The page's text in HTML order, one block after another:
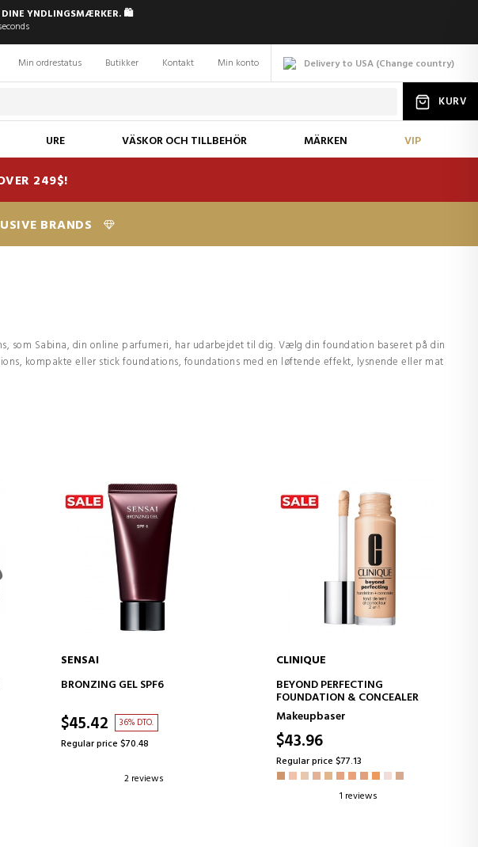
DINE YNDLINGSMÆRKER. 🛍️
Delivery to USA (Change country)
Min ordrestatus Butikker Kontakt Min konto
KURV
URE VÄSKOR OCH TILLBEHÖR MÄRKEN VIP
249$!
BRANDS
Sabina, din online parfumeri, har udarbejdet til dig. Vælg din foundation baseret på din
kompakte eller stick foundations, foundations med en løftende effekt, lysnende eller mat
ADD TO CART
SENSAI
BRONZING GEL SPF6
$45.42 36% DTO.
Regular price $70.48
2 reviews
ADD TO CART
CLINIQUE
BEYOND PERFECTING
FOUNDATION & CONCEALER
Makeupbaser
$43.96
Regular price $77.13
1 reviews